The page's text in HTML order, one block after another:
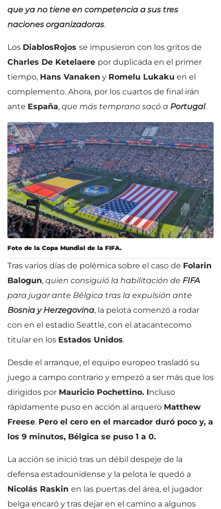
que ya no tiene en competencia a sus tres
naciones organizadoras.
Los DiablosRojos se impusieron con los gritos de
Charles De Ketelaere por duplicada en el primer
tiempo, Hans Vanaken y Romelu Lukaku en el
complemento. Ahora, por los cuartos de final irán
ante España, que más temprano sacó a Portugal.
Foto de la Copa Mundial de la FIFA.
Tras varios días de polémica sobre el caso de Folarin
Balogun, quien consiguió la habilitación de FIFA
para jugar ante Bélgica tras la expulsión ante
Bosnia y Herzegovina, la pelota comenzó a rodar
con en el estadio Seattle, con el atacantecomo
titular en los Estados Unidos.
Desde el arranque, el equipo europeo trasladó su
juego a campo contrario y empezó a ser más que los
dirigidos por Mauricio Pochettino. Incluso
rápidamente puso en acción al arquero Matthew
Freese. Pero el cero en el marcador duró poco y, a
los 9 minutos, Bélgica se puso 1 a 0.
La acción se inició tras un débil despeje de la
defensa estadounidense y la pelota le quedó a
Nicolás Raskin en las puertas del área, el jugador
belga encaró y tras dejar en el camino a algunos